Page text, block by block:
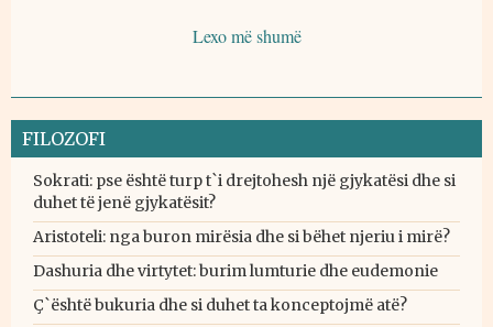
Lexo më shumë
FILOZOFI
Sokrati: pse është turp t`i drejtohesh një gjykatësi dhe si
duhet të jenë gjykatësit?
Aristoteli: nga buron mirësia dhe si bëhet njeriu i mirë?
Dashuria dhe virtytet: burim lumturie dhe eudemonie
Ç`është bukuria dhe si duhet ta konceptojmë atë?